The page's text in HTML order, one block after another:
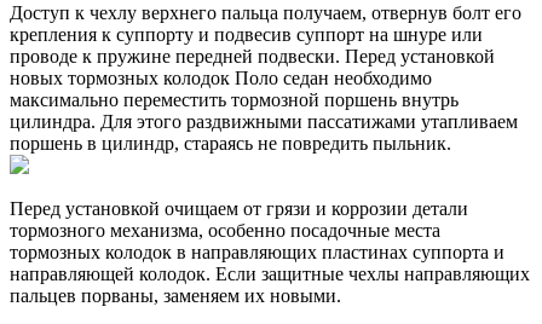
Доступ к чехлу верхнего пальца получаем, отвернув болт его
крепления к суппорту и подвесив суппорт на шнуре или
проводе к пружине передней подвески. Перед установкой
новых тормозных колодок Поло седан необходимо
максимально переместить тормозной поршень внутрь
цилиндра. Для этого раздвижными пассатижами утапливаем
поршень в цилиндр, стараясь не повредить пыльник.
Перед установкой очищаем от грязи и коррозии детали
тормозного механизма, особенно посадочные места
тормозных колодок в направляющих пластинах суппорта и
направляющей колодок. Если защитные чехлы направляющих
пальцев порваны, заменяем их новыми.